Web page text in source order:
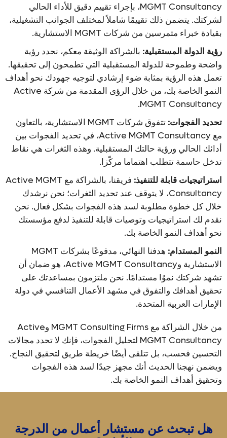
MGMT Consultancy، بإجراء تقييم دقيق للأداء الحالي
لشركتك. يتضمن ذلك تقييمًا شاملاً لمختلف الجوانب التشغيلية،
بقيادة خبراء متمرسين من شركات MGMT الاستشارية.
رؤية الدولة المستقبلية: بالشراكة الوثيقة معكم، نحدد رؤية
واضحة وطموحة للدولة المستقبلية التي تطمحون إلى تحقيقها.
تعمل هذه الرؤية بمثابة ضوء إرشادي لتوجيه جهودك نحو أهداف
النمو الخاصة بك، من خلال الرؤى المقدمة من شركة Active
MGMT Consultancy.
تحديد الفجوات:
تتفوق شركات MGMT الاستشارية، بالتعاون
مع Active MGMT Consultancy، في تحديد الفجوات بين
أدائك الحالي ورؤية حالتك المستقبلية. وهذه الثغرات هي نقاط
تدخل حاسمة تتطلب اهتماما مركّزا.
استراتيجيات قابلة للتنفيذ:
فريقنا، بالشراكة مع Active MGMT
Consultancy، لا يتوقف عند تحديد الثغرات؛ نحن نرشدك
خلال كل خطوة مطلوبة لسد هذه الفجوات بشكل فعال. نحن
نقدم لك استراتيجيات وتوصيات قابلة للتنفيذ لدفع مؤسستك
نحو أهداف النمو الخاصة بك.
النمو المستدام:
هدفنا النهائي، مدفوعًا بشركات MGMT
الاستشارية وActive MGMT Consultancy، هو ضمان أن
تشهد شركتك نموًا مستدامًا. نحن ملتزمون بمساعدتك على
تحقيق أهدافك والتفوق في مشهد الأعمال التنافسي في دولة
الإمارات العربية المتحدة.
من خلال الشراكة مع MGMT Consulting Firms وActive
MGMT Consultancy لتحليل الفجوات، فإنك لا تحدد مجالات
التحسين فحسب، بل تتلقى أيضًا خريطة طريق لتحقيق النجاح.
ويضمن نهجنا الحديث أنك مجهز جيدًا لسد هذه الفجوات
وتحقيق أهداف النمو الخاصة بك.
هل تبحث عن مستشار أعمال من الدرجة